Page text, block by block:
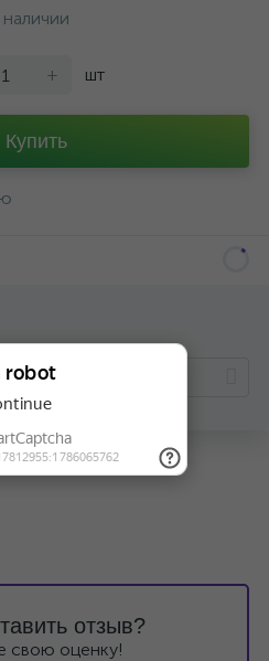
наличии
+ шт
Купить
отзыв?
свою оценку!